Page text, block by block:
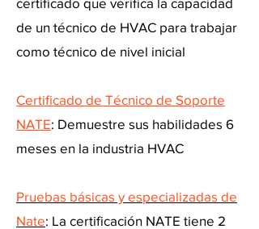
de un técnico de HVAC para trabajar
como técnico de nivel inicial
Certificado de Técnico de Soporte
NATE: Demuestre sus habilidades 6
meses en la industria HVAC
Pruebas básicas y especializadas de
Nate: La certificación NATE tiene 2